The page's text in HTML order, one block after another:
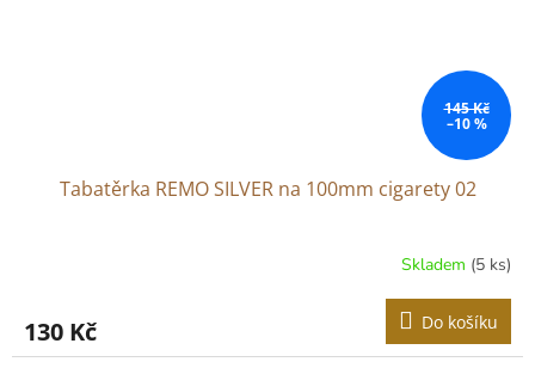
145 Kč
–10 %
Tabatěrka REMO SILVER na 100mm cigarety 02
Skladem (5 ks)
130 Kč Do košíku